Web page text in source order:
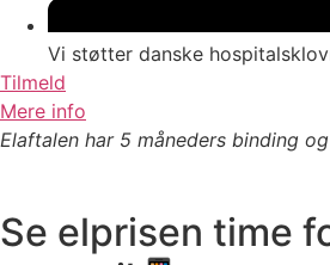
Vi støtter danske
Tilmeld
Mere info
Elaftalen har 5 måneders binding
Se elprisen time